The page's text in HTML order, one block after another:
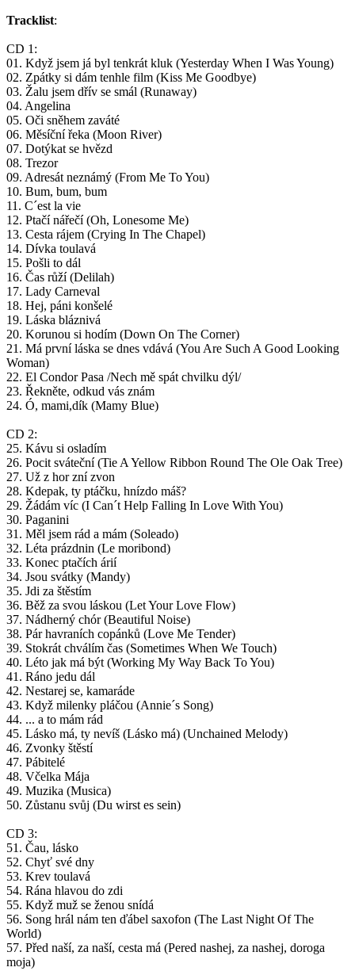
Tracklist:
CD 1:
01. Když jsem já byl tenkrát kluk (Yesterday When I Was Young)
02. Zpátky si dám tenhle film (Kiss Me Goodbye)
03. Žalu jsem dřív se smál (Runaway)
04. Angelina
05. Oči sněhem zaváté
06. Měsíční řeka (Moon River)
07. Dotýkat se hvězd
08. Trezor
09. Adresát neznámý (From Me To You)
10. Bum, bum, bum
11. C´est la vie
12. Ptačí nářečí (Oh, Lonesome Me)
13. Cesta rájem (Crying In The Chapel)
14. Dívka toulavá
15. Pošli to dál
16. Čas růží (Delilah)
17. Lady Carneval
18. Hej, páni konšelé
19. Láska bláznivá
20. Korunou si hodím (Down On The Corner)
21. Má první láska se dnes vdává (You Are Such A Good Looking
Woman)
22. El Condor Pasa /Nech mě spát chvilku dýl/
23. Řekněte, odkud vás znám
24. Ó, mami,dík (Mamy Blue)
CD 2:
25. Kávu si osladím
26. Pocit sváteční (Tie A Yellow Ribbon Round The Ole Oak Tree)
27. Už z hor zní zvon
28. Kdepak, ty ptáčku, hnízdo máš?
29. Žádám víc (I Can´t Help Falling In Love With You)
30. Paganini
31. Měl jsem rád a mám (Soleado)
32. Léta prázdnin (Le moribond)
33. Konec ptačích árií
34. Jsou svátky (Mandy)
35. Jdi za štěstím
36. Běž za svou láskou (Let Your Love Flow)
37. Nádherný chór (Beautiful Noise)
38. Pár havraních copánků (Love Me Tender)
39. Stokrát chválím čas (Sometimes When We Touch)
40. Léto jak má být (Working My Way Back To You)
41. Ráno jedu dál
42. Nestarej se, kamaráde
43. Když milenky pláčou (Annie´s Song)
44. ... a to mám rád
45. Lásko má, ty nevíš (Lásko má) (Unchained Melody)
46. Zvonky štěstí
47. Pábitelé
48. Včelka Mája
49. Muzika (Musica)
50. Zůstanu svůj (Du wirst es sein)
CD 3:
51. Čau, lásko
52. Chyť své dny
53. Krev toulavá
54. Rána hlavou do zdi
55. Když muž se ženou snídá
56. Song hrál nám ten ďábel saxofon (The Last Night Of The
World)
57. Před naší, za naší, cesta má (Pered nashej, za nashej, doroga
moja)